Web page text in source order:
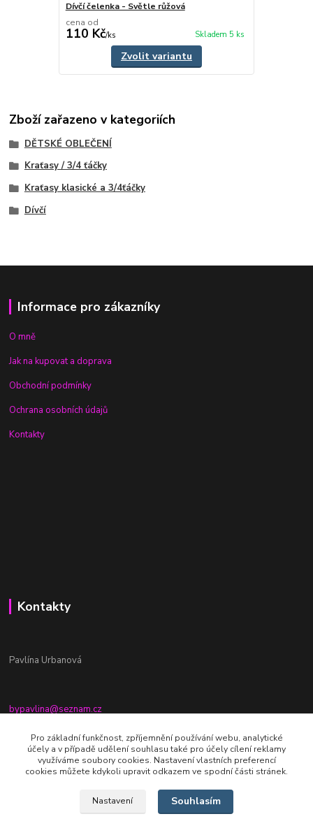
Dívčí čelenka - Světle růžová
cena od
110 Kč/ks Skladem 5 ks
Zvolit variantu
Zboží zařazeno v kategoriích
DĚTSKÉ OBLEČENÍ
Kraťasy / 3/4 ťáčky
Kraťasy klasické a 3/4ťáčky
Dívčí
Informace pro zákazníky
O mně
Jak na kupovat a doprava
Obchodní podmínky
Ochrana osobních údajů
Kontakty
Kontakty
Pavlína Urbanová
bypavlina@seznam.cz
+420774917196
Fb stránka - By pavlina
Pro základní funkčnost, zpříjemnění používání webu, analytické
účely a v případě udělení souhlasu také pro účely cílení reklamy
využíváme soubory cookies. Nastavení vlastních preferencí
cookies můžete kdykoli upravit odkazem ve spodní části stránek.
Nastavení Souhlasím